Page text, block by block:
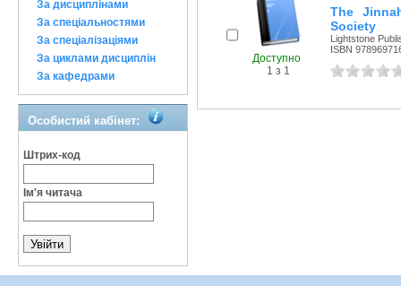
За дисциплінами
За спеціальностями
За спеціалізаціями
За циклами дисциплін
За кафедрами
Особистий кабінет:
Штрих-код
Ім'я читача
Доступно
1 з 1
The
Society
Lightstone
ISBN